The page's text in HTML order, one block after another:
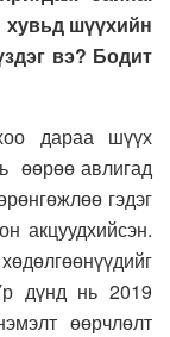
хувьд шүүхийн
вэ? Бодит
дараа шүүх
өөрөө авлигад
гэдэг
акцуудхийсэн.
хөдөлгөөнүүдийг
дүнд нь 2019
өөрчлөлт